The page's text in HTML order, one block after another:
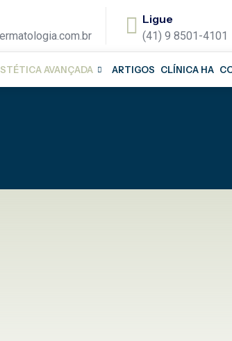
Ligue
(41) 9 8501-4101
AVANÇADA ARTIGOS CLÍNICA HA